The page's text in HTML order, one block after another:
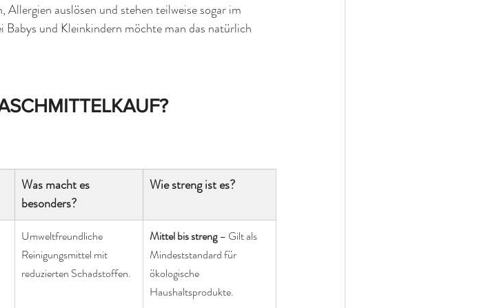
auslösen und stehen teilweise sogar im
und Kleinkindern möchte man das natürlich
Was macht es
besonders?
Wie streng ist es?
Umweltfreundliche
Reinigungsmittel mit
reduzierten Schadstoffen.
Mittel bis streng – Gilt als
Mindeststandard für
ökologische
Haushaltsprodukte.